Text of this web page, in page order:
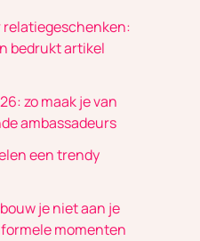
relatiegeschenken:
bedrukt artikel
zo maak je van
ambassadeurs
een trendy
je niet aan je
momenten